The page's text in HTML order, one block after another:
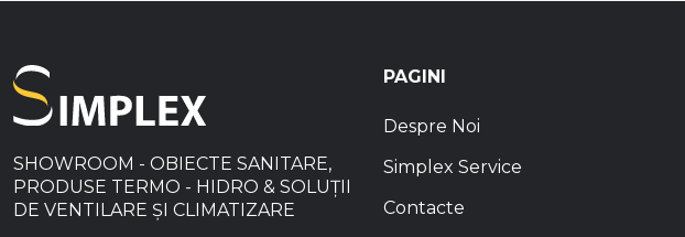
SHOWROOM - OBIECTE SANITARE,
PRODUSE TERMO - HIDRO & SOLUȚII
DE VENTILARE ȘI CLIMATIZARE
PAGINI
Despre Noi
Simplex Service
Contacte